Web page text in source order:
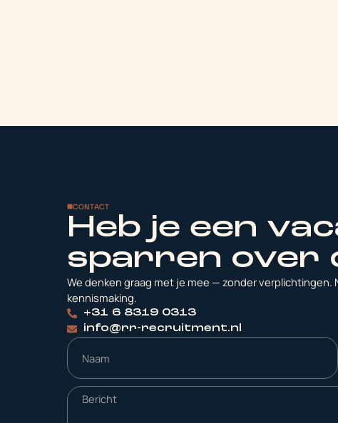
CONTACT
Heb je een
sparren over
We denken graag met je mee — zonder
kennismaking.
+31 6 8319 0313
info@rr-recruitment.nl